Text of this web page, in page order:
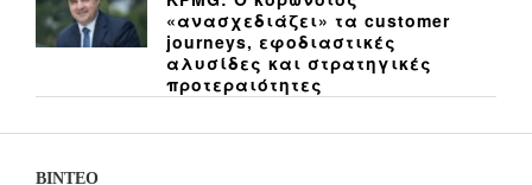
«ανασχεδιάζει» τα customer
journeys, εφοδιαστικές
αλυσίδες και στρατηγικές
προτεραιότητες
ΒΙΝΤΕΟ